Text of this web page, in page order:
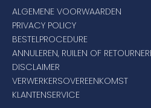
ALGEMENE VOORWAARDEN
PRIVACY POLICY
BESTELPROCEDURE
ANNULEREN, RUILEN OF
DISCLAIMER
VERWERKERSOVEREENKOMST
KLANTENSERVICE